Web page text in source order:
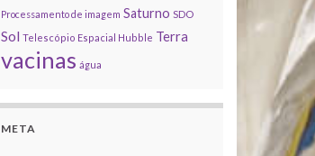
Processamento de imagem Saturno SDO
Sol Telescópio Espacial Hubble Terra
vacinas água
META